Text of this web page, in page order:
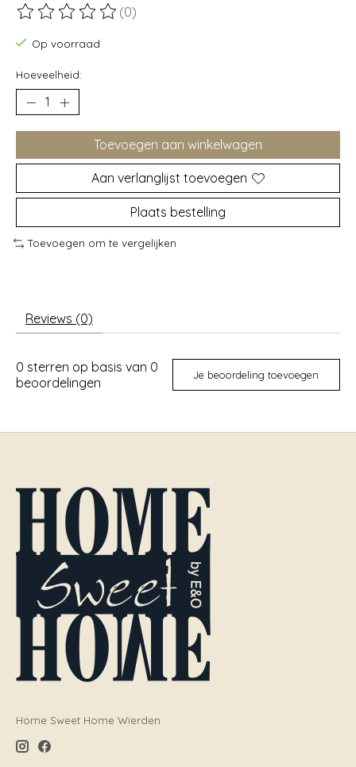
De beoordeling van dit product is
(0)
Op voorraad
Hoeveelheid:
Toevoegen aan winkelwagen
Aan verlanglijst toevoegen
Plaats bestelling
Toevoegen om te vergelijken
Reviews (0)
0 sterren op basis van 0
beoordelingen
Je beoordeling toevoegen
Home Sweet Home Wierden